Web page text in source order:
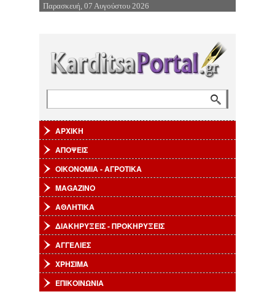
Επιστροφή στην Πλοήγηση
Παρασκευή, 07 Αυγούστου 2026
ΑΡΧΙΚΗ
ΑΠΟΨΕΙΣ
ΟΙΚΟΝΟΜΙΑ - ΑΓΡΟΤΙΚΑ
MAGAZINO
ΑΘΛΗΤΙΚΑ
ΔΙΑΚΗΡΥΞΕΙΣ - ΠΡΟΚΗΡΥΞΕΙΣ
ΑΓΓΕΛΙΕΣ
ΧΡΗΣΙΜΑ
ΕΠΙΚΟΙΝΩΝΙΑ